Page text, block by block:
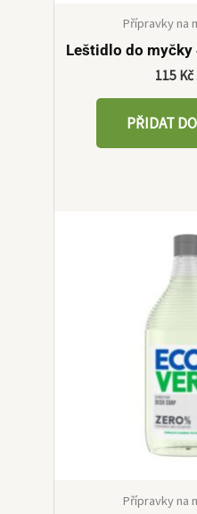
Přípravky na
Leštidlo do myčky
115 Kč
PŘIDAT
Přípravky na